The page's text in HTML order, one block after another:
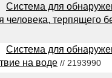
Система для
человека, терпящего
Система для
на воде // 2193990